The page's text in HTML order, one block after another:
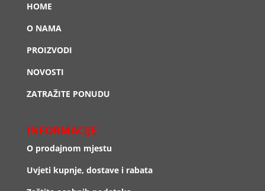
HOME
O NAMA
PROIZVODI
NOVOSTI
ZATRAŽITE PONUDU
INFORMACIJE
O prodajnom mjestu
Uvjeti kupnje, dostave i rabata